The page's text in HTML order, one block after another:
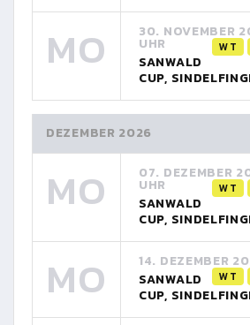
MO 30. NOVEMBER
UHR WT
SANWALD
CUP,
DEZEMBER 2026
MO 07. DEZEMBER
UHR WT
SANWALD
CUP,
MO 14. DEZEMBER
WT
SANWALD
CUP,